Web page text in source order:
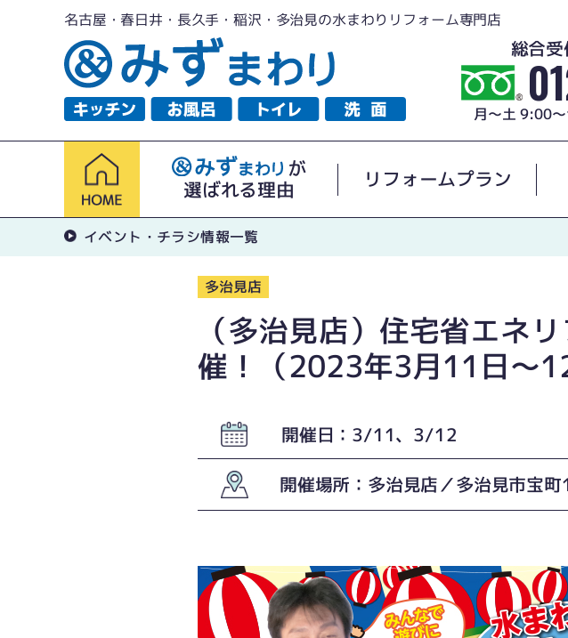
名古屋・春日井・長久手・稲沢・多治見の水まわりリフォーム専門店
総合
月～土 9:00
が
選ばれる理由
リフォームプラン
イベント・チラシ情報一覧
多治見店
（多治見店）住宅省エネ
催！（2023年3月11日〜
開催日：3/11、3/12
開催場所：多治見店／多治見市宝